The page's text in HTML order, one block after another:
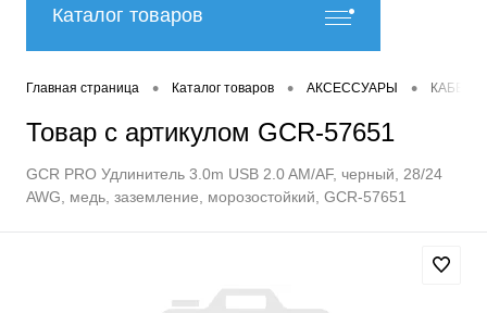
Каталог товаров
Главная страница • Каталог товаров • АКСЕССУАРЫ •
Товар с артикулом GCR-57651
GCR PRO Удлинитель 3.0m USB 2.0 AM/AF, черный, 28/24
AWG, медь, заземление, морозостойкий, GCR-57651